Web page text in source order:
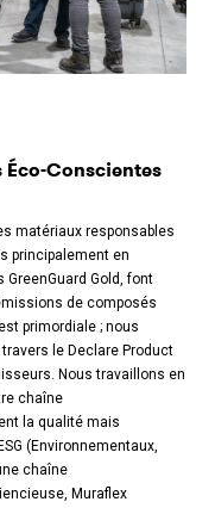
Conscientes
matériaux responsables
principalement en
Gold, font
de composés
primordiale ; nous
le Declare Product
Nous travaillons en
chaîne
la qualité mais
(Environnementaux,
chaîne
Muraflex